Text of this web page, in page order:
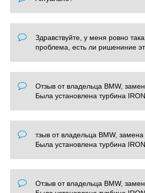
Здравствуйте, у меня ровно
проблема, есть ли ришениние
Отзыв от владельца BMW,
Была установлена турбина
тзыв от владельца BMW, замена
Была установлена турбина
Отзыв от владельца BMW,